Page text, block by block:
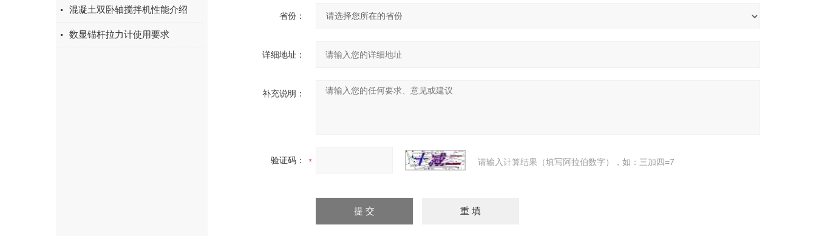
混凝土双卧轴搅拌机性能介绍
数显锚杆拉力计使用要求
省份：
详细地址：
补充说明：
验证码： 请输入计算结果（填写阿拉伯数字），如：三加四=7